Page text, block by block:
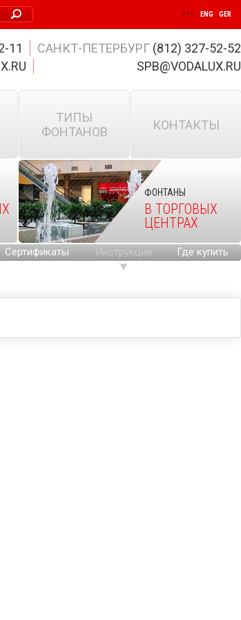
РУС ENG GER
11 САНКТ-ПЕТЕРБУРГ (812) 327-52-52
SPB@VODALUX.RU
ТИПЫ
ФОНТАНОВ
КОНТАКТЫ
ФОНТАНЫ
В ТОРГОВЫХ
ЦЕНТРАХ
Сертификаты Инструкции Где купить